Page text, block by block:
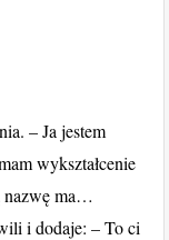
– Ja jestem
wykształcenie
nazwę ma…
i dodaje: – To ci